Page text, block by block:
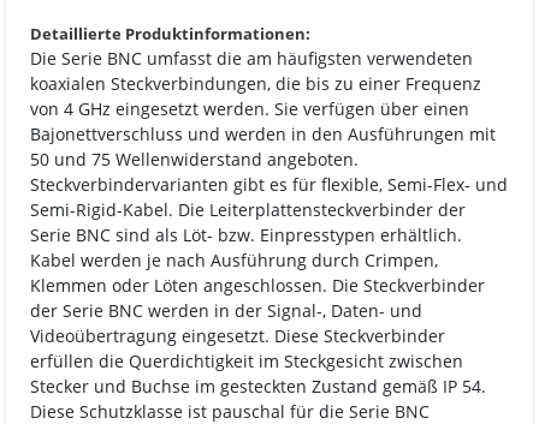
Detaillierte Produktinformationen:
Die Serie BNC umfasst die am häufigsten verwendeten
koaxialen Steckverbindungen, die bis zu einer Frequenz
von 4 GHz eingesetzt werden. Sie verfügen über einen
Bajonettverschluss und werden in den Ausführungen mit
50 und 75 Wellenwiderstand angeboten.
Steckverbindervarianten gibt es für flexible, Semi-Flex- und
Semi-Rigid-Kabel. Die Leiterplattensteckverbinder der
Serie BNC sind als Löt- bzw. Einpresstypen erhältlich.
Kabel werden je nach Ausführung durch Crimpen,
Klemmen oder Löten angeschlossen. Die Steckverbinder
der Serie BNC werden in der Signal-, Daten- und
Videoübertragung eingesetzt. Diese Steckverbinder
erfüllen die Querdichtigkeit im Steckgesicht zwischen
Stecker und Buchse im gesteckten Zustand gemäß IP 54.
Diese Schutzklasse ist pauschal für die Serie BNC